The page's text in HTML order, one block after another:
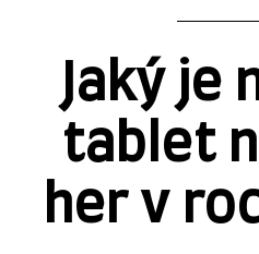
Jaký je
tablet
her v